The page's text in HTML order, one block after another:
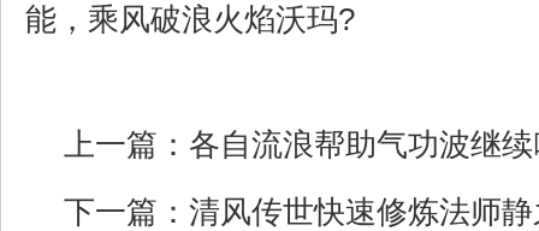
能，乘风破浪火焰沃玛?
上一篇： 各自流浪帮助气功波继
下一篇： 清风传世快速修炼法师